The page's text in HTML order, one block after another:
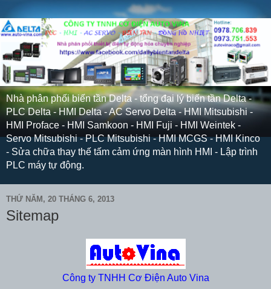
Nhà phân phối biến tần Delta - tổng đại lý biến tần Delta -
PLC Delta - HMI Delta - AC Servo Delta - HMI Mitsubishi -
HMI Proface - HMI Samkoon - HMI Fuji - HMI Weintek -
Servo Mitsubishi - PLC Mitsubishi - HMI MCGS - HMI Kinco
- Sửa chữa thay thế tấm cảm ứng màn hình HMI - Lập trình
PLC máy tự động.
THỨ NĂM, 20 THÁNG 6, 2013
Sitemap
Công ty TNHH Cơ Điện Auto Vina